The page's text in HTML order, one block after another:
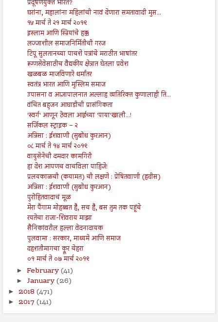
प्रदूषणयुक्त भारत?
घरांना, महालांना महिलांची नावं देणारा समतावादी मुस...
१५ मार्च ते २१ मार्च २०१९
इस्लाम आणि स्त्रियांचे हक्क
लज्जाशील समाजनिर्मितीची गरज
टिपू सुलतानच्या पाचशे पत्रांचे मराठीत भाषांतर
रूग्णसेवेसाठीच वैद्यकीय क्षेत्रात घेतला प्रवेश
खळबळ माजविणारे धर्मांतर
स्वतंत्र भारत आणि मुस्लिम समाज
उपासना व आज्ञापालनात अल्लाह व्यतिरिक्त कुणालाही ति...
वंचित बहुजन आघाडीची प्रासंगिकता
'स्वर्ग' आणून ठेवला आईच्या 'पाया'खाली...!
सर्जिकल स्ट्राइक – २
अन्निसा : ईशवाणी (सुबोध कुरआन)
०८ मार्च ते १४ मार्च २०१९
वायुसेनेची दमदार कामगिरी
हा देश आपणच वाचविला पाहिजे!
प्रलयकाळची (कयामत) ची लक्षणे : प्रेषितवाणी (हदीस)
अन्निसा : ईशवाणी (सुबोध कुरआन)
पुरोहितवादाचं मूळ
मेरा पैगाम मोहब्बत है, सच है, बस तुम तक पहूंचे
रयतेचा राजा-शिवराय माझा
सैनिकांवरील हल्ला वेदनादायक
पुलवामा : सरकार, माध्यमे आणि समाज
दहशतीमागचा क्रूर चेहरा
०१ मार्च ते ०७ मार्च २०१९
► February(41)
► January(26)
► 2018 (471)
► 2017 (141)